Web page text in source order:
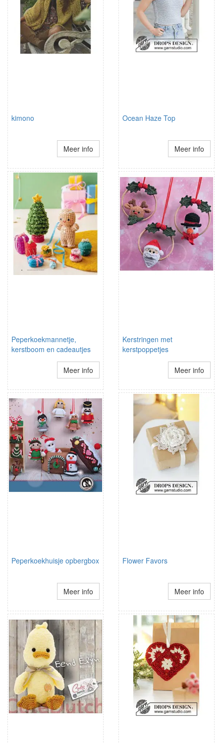
kimono
Meer info
Ocean Haze Top
Meer info
Peperkoekmannetje,
kerstboom en cadeautjes
Meer info
Kerstringen met
kerstpoppetjes
Meer info
Peperkoekhuisje opbergbox
Meer info
Flower Favors
Meer info